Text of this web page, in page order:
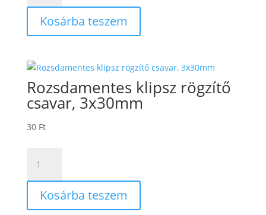
végzáró
dugó,
Fehér,
mennyiség
Kosárba teszem
Rozsdamentes klipsz rögzítő
csavar, 3x30mm
30 Ft
klipsz
rögzítő
csavar,
3x30mm
Kosárba teszem